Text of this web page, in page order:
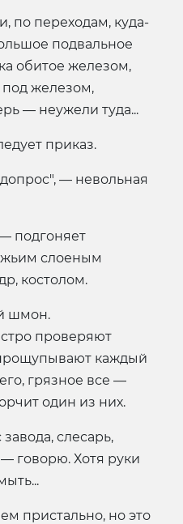
по переходам, куда-
подвальное
обитое железом,
железом,
— неужели туда...
приказ.
— невольная
подгоняет
слоеным
костолом.
шмон.
проверяют
каждый
грязное все —
один из них.
слесарь,
говорю. Хотя руки
пристально, но это